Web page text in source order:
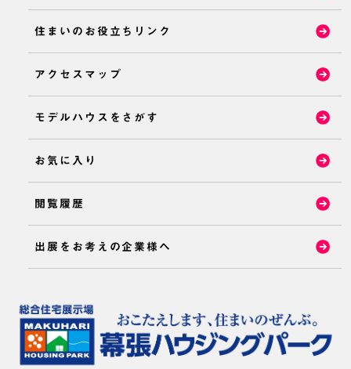
住まいのお役立ちリンク
アクセスマップ
モデルハウスをさがす
お気に入り
閲覧履歴
出展をお考えの企業様へ